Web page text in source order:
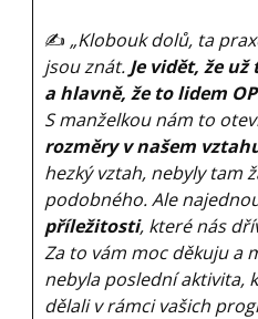
✍️ „Klobouk dolů, ta
jsou znát. Je vidět, že
a hlavně, že to lidem
S manželkou nám to
rozměry v našem
hezký vztah, nebyly tam
podobného. Ale
příležitosti, které nás
Za to vám moc děkuju a
nebyla poslední aktivita,
dělali v rámci vašich